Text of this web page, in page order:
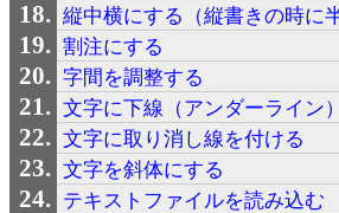
縦中横にする（縦書きの時に
割注にする
字間を調整する
文字に下線（アンダーライン
文字に取り消し線を付ける
文字を斜体にする
テキストファイルを読み込む